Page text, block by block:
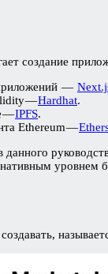
создание
—
—Hardhat.
—IPFS.
Ethereum —
данного
уровнем